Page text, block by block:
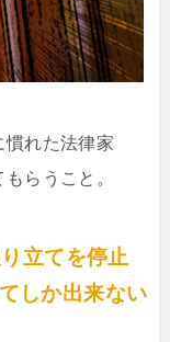
慣れた法律家
らうこと。
立てを停止
しか出来ない